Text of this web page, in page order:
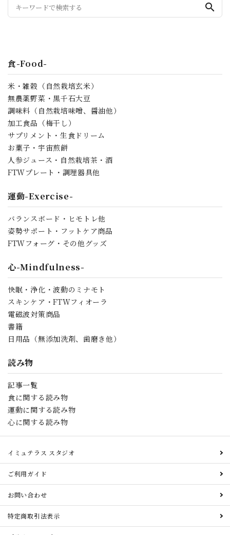
search
食-Food-
米・雑穀（自然栽培玄米）
無農薬野菜・黒千石大豆
調味料（自然栽培味噌、醤油他）
加工食品（梅干し）
サプリメント・生食ドリーム
お菓子・宇宙煎餅
人参ジュース・自然栽培茶・酒
FTWプレート・調理器具他
運動-Exercise-
バランスボード・ヒモトレ他
姿勢サポート・フットケア商品
FTWフォーグ・その他グッズ
心-Mindfulness-
快眠・浄化・波動のミナモト
スキンケア・FTWフィオーラ
電磁波対策商品
書籍
日用品（無添加洗剤、歯磨き他）
読み物
記事一覧
食に関する読み物
運動に関する読み物
心に関する読み物
イミュテラス スタジオ
ご利用ガイド
お問い合わせ
特定商取引法表示